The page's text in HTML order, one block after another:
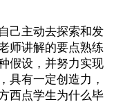
己主动去探索和发
师讲解的要点熟练
假设，并努力实现
具有一定创造力，
西点学生为什么毕